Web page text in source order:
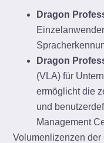
Dragon
Dragon
(VLA) für
ermöglicht die
und
Management
Volumenlizenzen